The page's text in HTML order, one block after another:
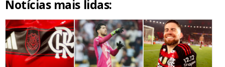
Notícias mais lidas: